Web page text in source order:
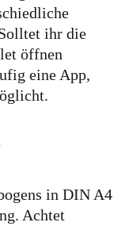
ihr die
öffnen
eine App,
in DIN A4
Achtet